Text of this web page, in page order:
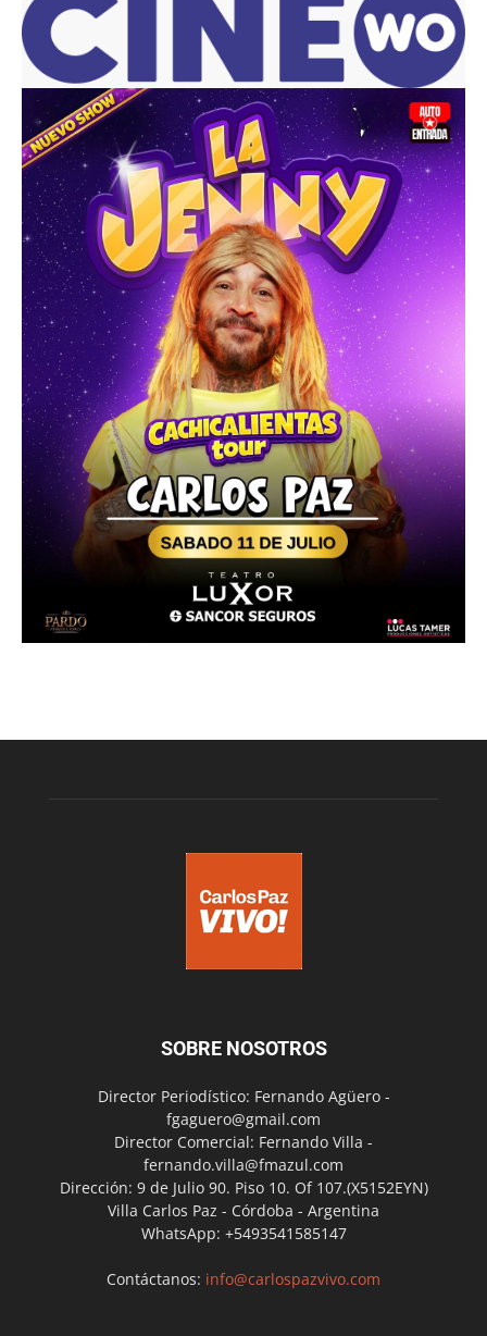
SOBRE NOSOTROS
Director Periodístico: Fernando Agüero -
fgaguero@gmail.com
Director Comercial: Fernando Villa -
fernando.villa@fmazul.com
Dirección: 9 de Julio 90. Piso 10. Of 107.(X5152EYN)
Villa Carlos Paz - Córdoba - Argentina
WhatsApp: +5493541585147
Contáctanos: info@carlospazvivo.com